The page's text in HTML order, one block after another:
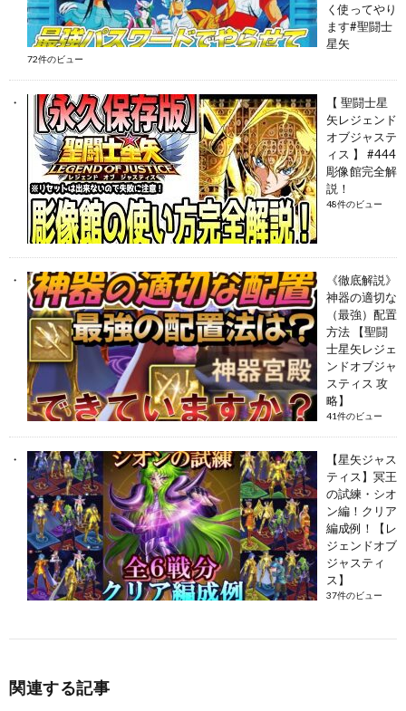
く使ってやり
ます#聖闘士
星矢
72件のビュー
【 聖闘士星
矢レジェンド
オブジャステ
ィス 】 #444
彫像館完全解
説！
48件のビュー
《徹底解説》
神器の適切な
（最強）配置
方法 【聖闘
士星矢レジェ
ンドオブジャ
スティス 攻
略】
41件のビュー
【星矢ジャス
ティス】冥王
の試練・シオ
ン編！クリア
編成例！【レ
ジェンドオブ
ジャスティ
ス】
37件のビュー
関連する記事